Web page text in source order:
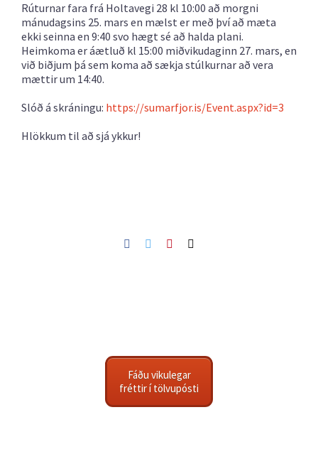
Rúturnar fara frá Holtavegi 28 kl 10:00 að morgni
mánudagsins 25. mars en mælst er með því að mæta
ekki seinna en 9:40 svo hægt sé að halda plani.
Heimkoma er áætluð kl 15:00 miðvikudaginn 27. mars, en
við biðjum þá sem koma að sækja stúlkurnar að vera
mættir um 14:40.
Slóð á skráningu: https://sumarfjor.is/Event.aspx?id=3
Hlökkum til að sjá ykkur!
Facebook
TwitterPinterest
Fáðu vikulegar
fréttir í tölvupósti